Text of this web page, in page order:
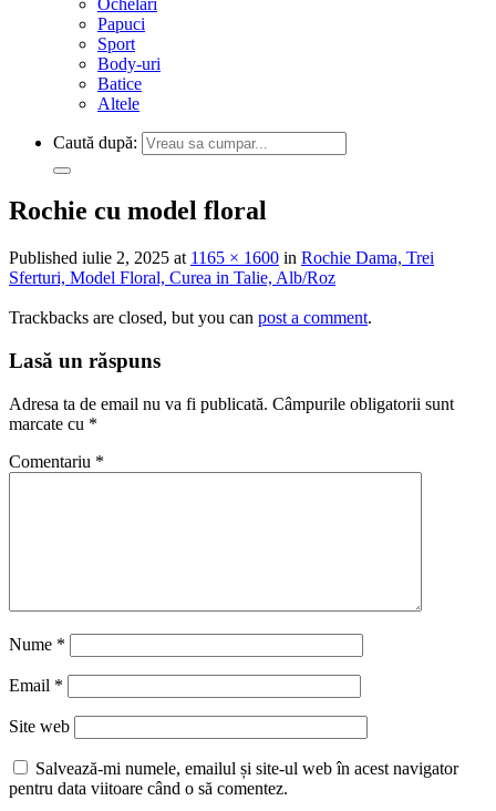
Papuci
Sport
Body-uri
Batice
Altele
Caută după:
Rochie cu model floral
Published iulie 2, 2025 at 1165 × 1600 in Rochie Dama, Trei
Sferturi, Model Floral, Curea in Talie, Alb/Roz
Trackbacks are closed, but you can post a comment.
Lasă un răspuns
Adresa ta de email nu va fi publicată. Câmpurile obligatorii sunt
marcate cu *
Comentariu *
Nume *
Email *
Site web
Salvează-mi numele, emailul și site-ul web în acest navigator
pentru data viitoare când o să comentez.